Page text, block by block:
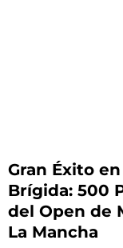
Gran Éxito
Brígida: 500
del Open de
La Mancha